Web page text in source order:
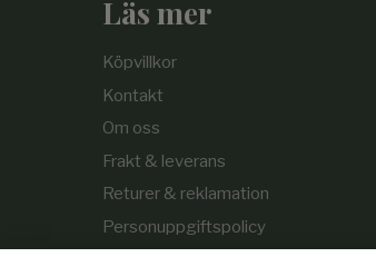
Läs mer
Köpvillkor
Kontakt
Om oss
Frakt & leverans
Returer & reklamation
Personuppgiftspolicy